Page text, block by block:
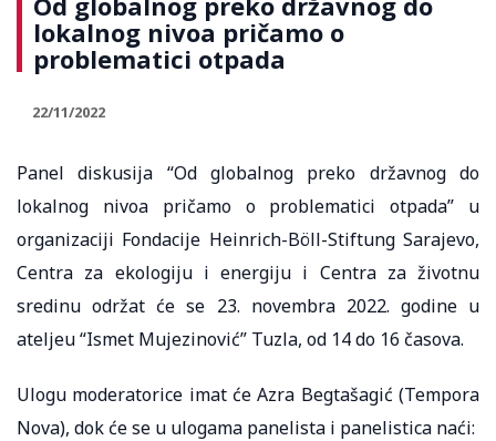
lokalnog nivoa pričamo o
problematici otpada
22/11/2022
Panel diskusija “Od globalnog preko državnog do
lokalnog nivoa pričamo o problematici otpada” u
organizaciji Fondacije Heinrich-Böll-Stiftung Sarajevo,
Centra za ekologiju i energiju i Centra za životnu
sredinu održat će se 23. novembra 2022. godine u
ateljeu “Ismet Mujezinović” Tuzla, od 14 do 16 časova.
Ulogu moderatorice imat će Azra Begtašagić (Tempora
Nova), dok će se u ulogama panelista i panelistica naći: